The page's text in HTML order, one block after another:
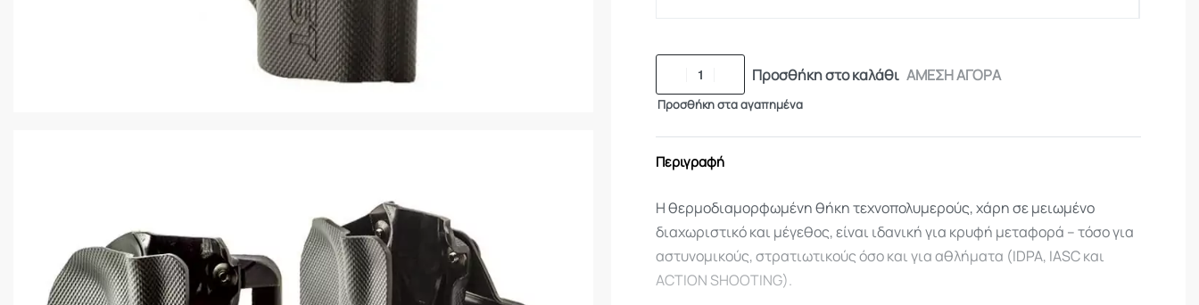
Προσθήκη στο καλάθι ΑΜΕΣΗ ΑΓΟΡΑ
Προσθήκη στα αγαπημένα
Περιγραφή
Η θερμοδιαμορφωμένη θήκη τεχνοπολυμερούς, χάρη σε μειωμένο
διαχωριστικό και μέγεθος, είναι ιδανική για κρυφή μεταφορά – τόσο για
αστυνομικούς, στρατιωτικούς όσο και για αθλήματα (IDPA, IASC και
ACTION SHOOTING).